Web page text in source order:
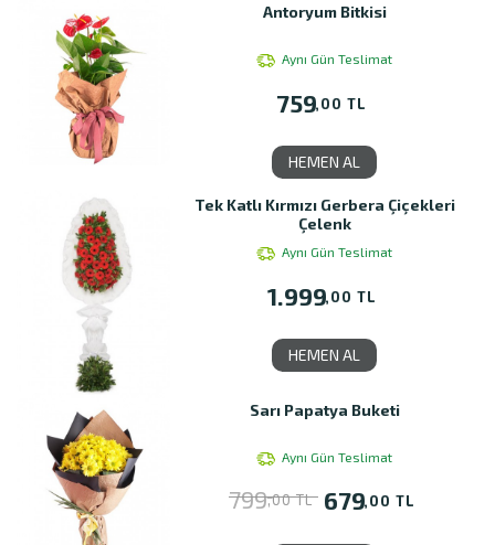
Antoryum Bitkisi
Aynı Gün Teslimat
759,00 TL
HEMEN AL
Tek Katlı Kırmızı Gerbera Çiçekleri
Çelenk
Aynı Gün Teslimat
1.999,00 TL
HEMEN AL
Sarı Papatya Buketi
Aynı Gün Teslimat
799,00 TL 679,00 TL